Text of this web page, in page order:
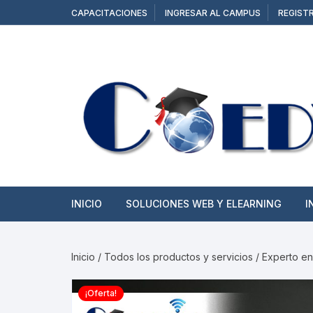
al
CAPACITACIONES INGRESAR AL CAMPUS
INICIO SOLUCIONES WEB Y ELEARNING
CAMPUS Y AULAS
Inicio / Todos los productos y servicios / Experto
¡Oferta!